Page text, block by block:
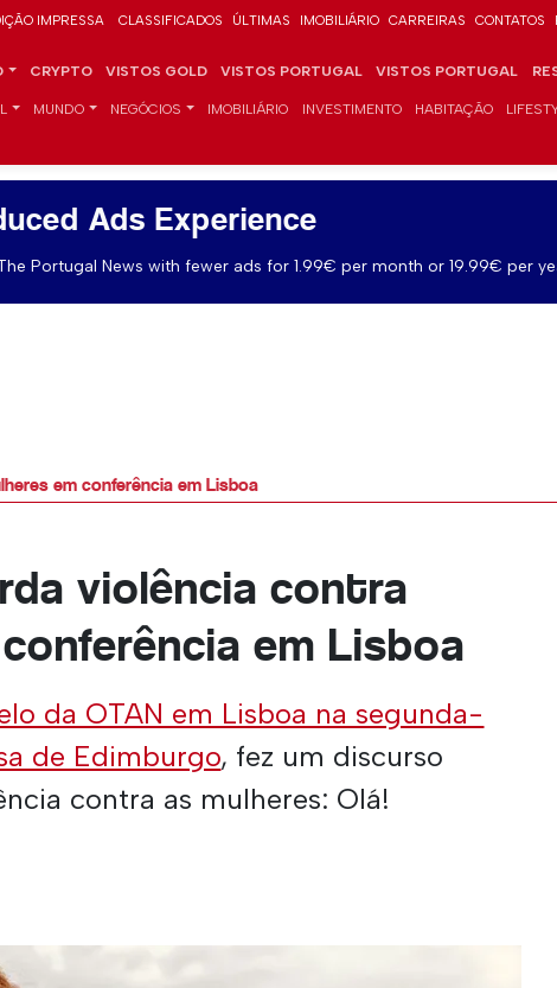
IMPRESSA CLASSIFICADOS ÚLTIMAS IMOBILIÁRIO CARREIRAS CONTATOS
CRYPTO VISTOS GOLD VISTOS PORTUGAL VISTOS PORTUGAL
MUNDO NEGÓCIOS IMOBILIÁRIO INVESTIMENTO HABITAÇÃO
Ads Experience
Portugal News with fewer ads for 1.99€ per month or 19.99€ per
em conferência em Lisboa
violência contra
em Lisboa
da OTAN em Lisboa na segunda-
de Edimburgo, fez um discurso
contra as mulheres: Olá!